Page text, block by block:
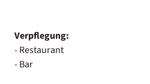
Verpflegung:
- Restaurant
- Bar